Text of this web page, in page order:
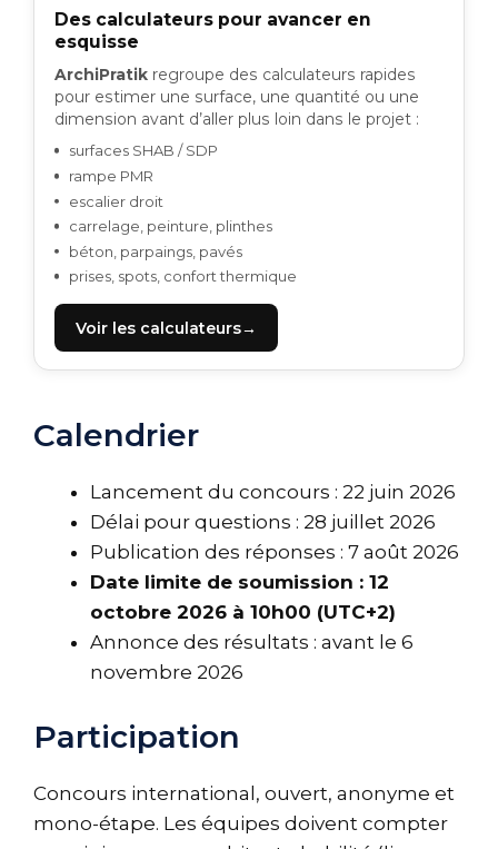
Des calculateurs pour avancer en
esquisse
ArchiPratikregroupe des calculateurs rapides
pour estimer une surface, une quantité ou une
dimension avant d’aller plus loin dans le projet :
surfaces SHAB / SDP
rampe PMR
escalier droit
carrelage, peinture, plinthes
béton, parpaings, pavés
prises, spots, confort thermique
Voir les calculateurs
Calendrier
Lancement du concours : 22 juin 2026
Délai pour questions : 28 juillet 2026
Publication des réponses : 7 août 2026
Date limite de soumission : 12
octobre 2026 à 10h00 (UTC+2)
Annonce des résultats : avant le 6
novembre 2026
Participation
Concours international, ouvert, anonyme et
mono-étape. Les équipes doivent compter